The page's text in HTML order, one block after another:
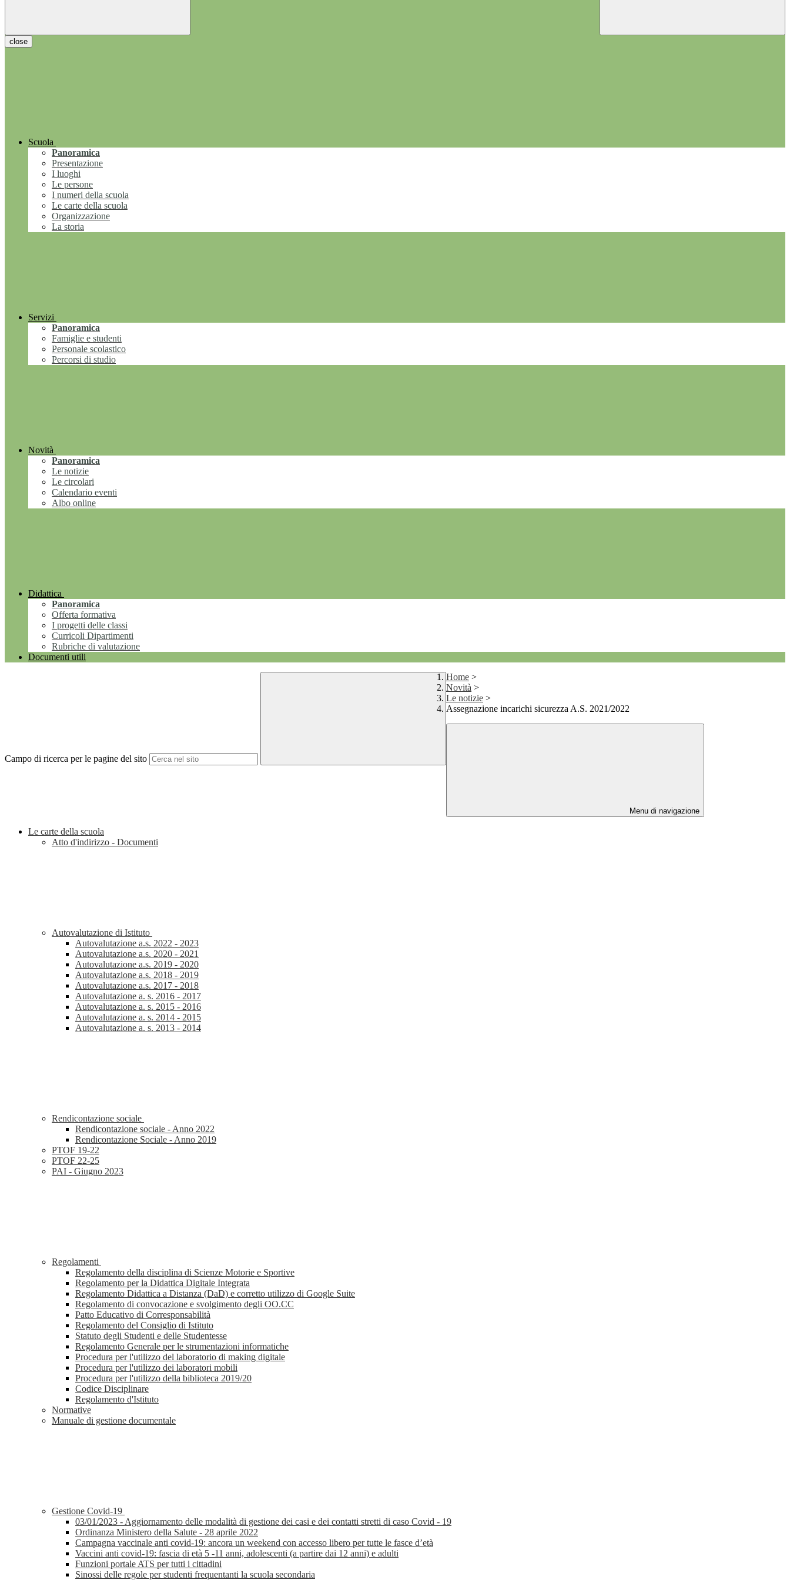
close
Scuola
Panoramica
Presentazione
I luoghi
Le persone
I numeri della scuola
Le carte della scuola
Organizzazione
La storia
Servizi
Panoramica
Famiglie e studenti
Personale scolastico
Percorsi di studio
Novità
Panoramica
Le notizie
Le circolari
Calendario eventi
Albo online
Didattica
Panoramica
Offerta formativa
I progetti delle classi
Curricoli Dipartimenti
Rubriche di valutazione
Documenti utili
Campo di ricerca per le pagine del sito
Home >
Novità >
Le notizie >
Assegnazione incarichi sicurezza A.S. 2021/2022
Menu di navigazione
Le carte della scuola
Atto d'indirizzo - Documenti
Autovalutazione di Istituto
Autovalutazione a.s. 2022 - 2023
Autovalutazione a.s. 2020 - 2021
Autovalutazione a.s. 2019 - 2020
Autovalutazione a.s. 2018 - 2019
Autovalutazione a.s. 2017 - 2018
Autovalutazione a. s. 2016 - 2017
Autovalutazione a. s. 2015 - 2016
Autovalutazione a. s. 2014 - 2015
Autovalutazione a. s. 2013 - 2014
Rendicontazione sociale
Rendicontazione sociale - Anno 2022
Rendicontazione Sociale - Anno 2019
PTOF 19-22
PTOF 22-25
PAI - Giugno 2023
Regolamenti
Regolamento della disciplina di Scienze Motorie e Sportive
Regolamento per la Didattica Digitale Integrata
Regolamento Didattica a Distanza (DaD) e corretto utilizzo di Google Suite
Regolamento di convocazione e svolgimento degli OO.CC
Patto Educativo di Corresponsabilità
Regolamento del Consiglio di Istituto
Statuto degli Studenti e delle Studentesse
Regolamento Generale per le strumentazioni informatiche
Procedura per l'utilizzo del laboratorio di making digitale
Procedura per l'utilizzo dei laboratori mobili
Procedura per l'utilizzo della biblioteca 2019/20
Codice Disciplinare
Regolamento d'Istituto
Normative
Manuale di gestione documentale
Gestione Covid-19
03/01/2023 - Aggiornamento delle modalità di gestione dei casi e dei contatti stretti di caso Covid - 19
Ordinanza Ministero della Salute - 28 aprile 2022
Campagna vaccinale anti covid-19: ancora un weekend con accesso libero per tutte le fasce d’età
Vaccini anti covid-19: fascia di età 5 -11 anni, adolescenti (a partire dai 12 anni) e adulti
Funzioni portale ATS per tutti i cittadini
Sinossi delle regole per studenti frequentanti la scuola secondaria